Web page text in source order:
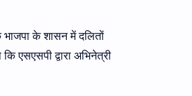
भाजपा के शासन में दलितों
एसएसपी द्वारा अभिनेत्री